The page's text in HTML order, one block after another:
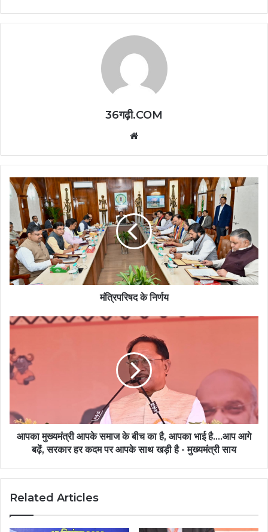
36गढ़ी.COM
मंत्रिपरिषद के निर्णय
आपका मुख्यमंत्री आपके समाज के बीच का है, आपका भाई है....आप आगे
बढ़ें, सरकार हर कदम पर आपके साथ खड़ी है - मुख्यमंत्री साय
Related Articles